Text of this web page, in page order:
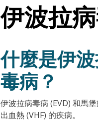
伊波拉
什麼是伊
毒病？
伊波拉病毒病 (EVD) 和馬
出血熱 (VHF) 的疾病。